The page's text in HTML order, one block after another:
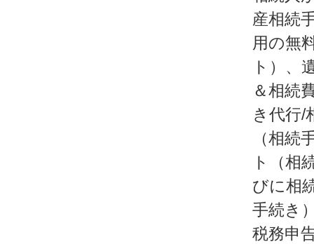
産相続
用の無
ト）、
＆相続
き代行/
（相続
ト（相
びに相
手続き
税務申